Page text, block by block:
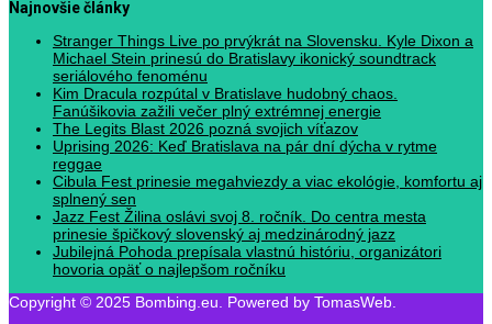
Najnovšie články
Stranger Things Live po prvýkrát na Slovensku. Kyle Dixon a
Michael Stein prinesú do Bratislavy ikonický soundtrack
seriálového fenoménu
Kim Dracula rozpútal v Bratislave hudobný chaos.
Fanúšikovia zažili večer plný extrémnej energie
The Legits Blast 2026 pozná svojich víťazov
Uprising 2026: Keď Bratislava na pár dní dýcha v rytme
reggae
Cibula Fest prinesie megahviezdy a viac ekológie, komfortu aj
splnený sen
Jazz Fest Žilina oslávi svoj 8. ročník. Do centra mesta
prinesie špičkový slovenský aj medzinárodný jazz
Jubilejná Pohoda prepísala vlastnú históriu, organizátori
hovoria opäť o najlepšom ročníku
Copyright © 2025 Bombing.eu. Powered by TomasWeb.